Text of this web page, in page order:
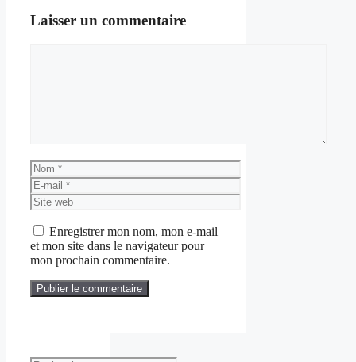
Laisser un commentaire
Nom
E-
mail
Site
web
Enregistrer mon nom, mon e-mail
et mon site dans le navigateur pour
mon prochain commentaire.